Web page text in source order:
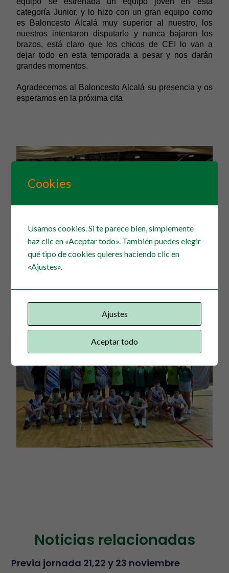
categoría Junior, y lo hizo con un gran equipo como
es Baloncesto Alcalá muy superior al nuestro, los
nuestros intentaron disputarlo y nunca bajaron los
brazos, está claro que los chicos de CEI lo van a
dejar todo en esta temporada a pesar y nos darán
grandes momentos.
Agradecemos al Baloncesto Alcalá su presencia y os
esperamos en la próxima cita
Noticias relacionadas
Previa jornada 21,22 y 23 noviembre
Cookies
Usamos cookies. Si te parece bien, simplemente
haz clic en «Aceptar todo». También puedes elegir
qué tipo de cookies quieres haciendo clic en
«Ajustes».
Ajustes
Aceptar todo